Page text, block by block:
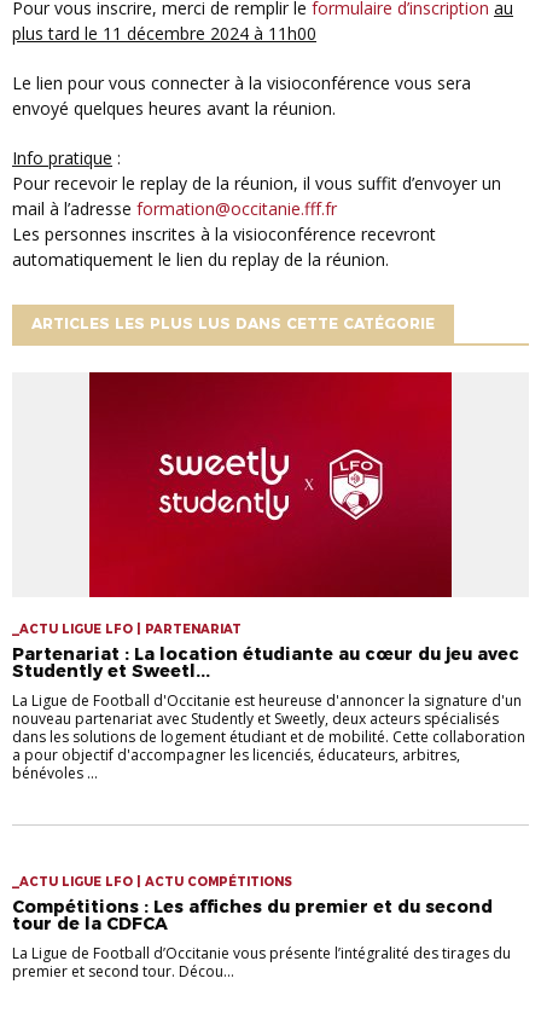
Pour vous inscrire, merci de remplir le formulaire d’inscription au
plus tard le 11 décembre 2024 à 11h00
Le lien pour vous connecter à la visioconférence vous sera
envoyé quelques heures avant la réunion.
Info pratique :
Pour recevoir le replay de la réunion, il vous suffit d’envoyer un
mail à l’adresse formation@occitanie.fff.fr
Les personnes inscrites à la visioconférence recevront
automatiquement le lien du replay de la réunion.
ARTICLES LES PLUS LUS DANS CETTE CATÉGORIE
_ACTU LIGUE LFO | PARTENARIAT
Partenariat : La location étudiante au cœur du jeu avec
Studently et Sweetl...
La Ligue de Football d'Occitanie est heureuse d'annoncer la signature d'un
nouveau partenariat avec Studently et Sweetly, deux acteurs spécialisés
dans les solutions de logement étudiant et de mobilité. Cette collaboration
a pour objectif d'accompagner les licenciés, éducateurs, arbitres,
bénévoles ...
_ACTU LIGUE LFO | ACTU COMPÉTITIONS
Compétitions : Les affiches du premier et du second
tour de la CDFCA
La Ligue de Football d’Occitanie vous présente l’intégralité des tirages du
premier et second tour. Décou...